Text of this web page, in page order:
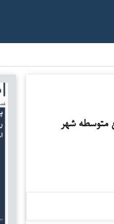
متوسطه شهر